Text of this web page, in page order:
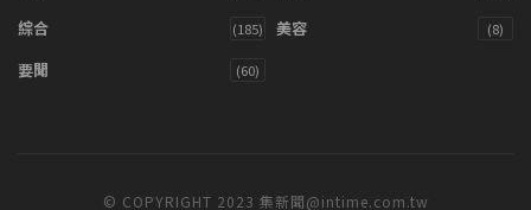
綜合 (185) 美容 (8)
要聞 (60)
© COPYRIGHT 2023 集新聞@intime.com.tw